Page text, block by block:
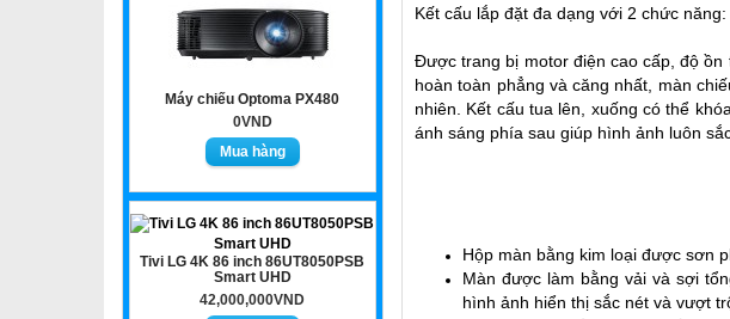
Máy chiếu Optoma PX480
0VND
Tivi LG 4K 86 inch 86UT8050PSB
Smart UHD
42,000,000VND
Kết cấu lắp đặt đa dạng với 2 chức
Được trang bị motor điện cao cấp, độ
hoàn toàn phẳng và căng nhất, màn
nhiên. Kết cấu tua lên, xuống có thể
ánh sáng phía sau giúp hình ảnh luôn
Hộp màn bằng kim loại được sơn
Màn được làm bằng vải và sợi
hình ảnh hiển thị sắc nét và vượt